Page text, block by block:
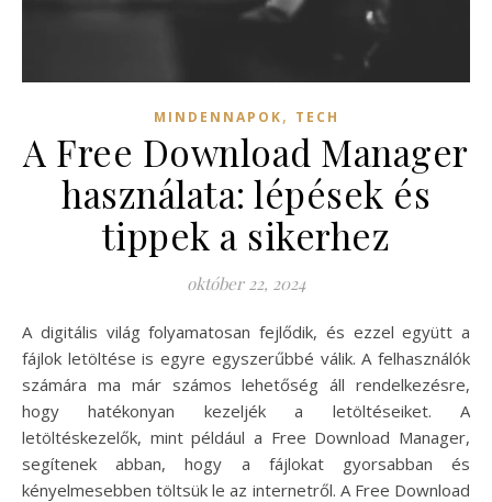
MINDENNAPOK, TECH
A Free Download Manager
használata: lépések és
tippek a sikerhez
október 22, 2024
A digitális világ folyamatosan fejlődik, és ezzel együtt a
fájlok letöltése is egyre egyszerűbbé válik. A felhasználók
számára ma már számos lehetőség áll rendelkezésre,
hogy hatékonyan kezeljék a letöltéseiket. A
letöltéskezelők, mint például a Free Download Manager,
segítenek abban, hogy a fájlokat gyorsabban és
kényelmesebben töltsük le az internetről. A Free Download